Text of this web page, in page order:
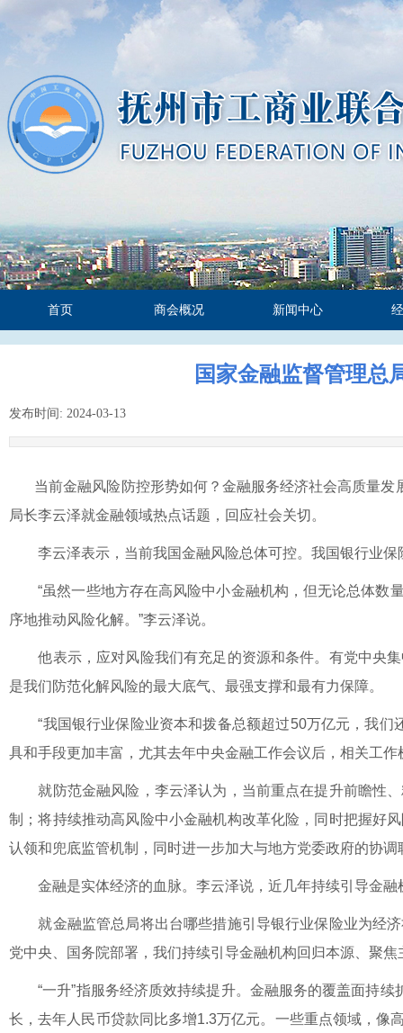
首页 商会概况 新闻中心
国家金融监督管理总
发布时间: 2024-03-13
当前金融风险防控形势如何？金融服务经济社会高质量
局长李云泽就金融领域热点话题，回应社会关切。
李云泽表示，当前我国金融风险总体可控。我国银行业保
“虽然一些地方存在高风险中小金融机构，但无论总体数
序地推动风险化解。”李云泽说。
他表示，应对风险我们有充足的资源和条件。有党中央集
是我们防范化解风险的最大底气、最强支撑和最有力保障。
“我国银行业保险业资本和拨备总额超过50万亿元，我们
具和手段更加丰富，尤其去年中央金融工作会议后，相关工
就防范金融风险，李云泽认为，当前重点在提升前瞻性、
制；将持续推动高风险中小金融机构改革化险，同时把握好
认领和兜底监管机制，同时进一步加大与地方党委政府的协
金融是实体经济的血脉。李云泽说，近几年持续引导金融
就金融监管总局将出台哪些措施引导银行业保险业为经济
党中央、国务院部署，我们持续引导金融机构回归本源、聚
“一升”指服务经济质效持续提升。金融服务的覆盖面持续
长，去年人民币贷款同比多增1.3万亿元。一些重点领域，像